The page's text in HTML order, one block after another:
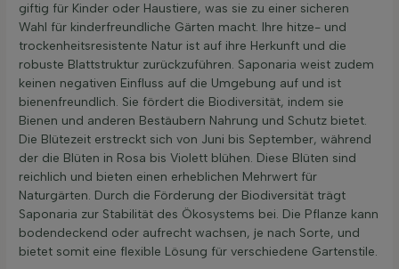
giftig für Kinder oder Haustiere, was sie zu einer sicheren
Wahl für kinderfreundliche Gärten macht. Ihre hitze- und
trockenheitsresistente Natur ist auf ihre Herkunft und die
robuste Blattstruktur zurückzuführen. Saponaria weist zudem
keinen negativen Einfluss auf die Umgebung auf und ist
bienenfreundlich. Sie fördert die Biodiversität, indem sie
Bienen und anderen Bestäubern Nahrung und Schutz bietet.
Die Blütezeit erstreckt sich von Juni bis September, während
der die Blüten in Rosa bis Violett blühen. Diese Blüten sind
reichlich und bieten einen erheblichen Mehrwert für
Naturgärten. Durch die Förderung der Biodiversität trägt
Saponaria zur Stabilität des Ökosystems bei. Die Pflanze kann
bodendeckend oder aufrecht wachsen, je nach Sorte, und
bietet somit eine flexible Lösung für verschiedene Gartenstile.